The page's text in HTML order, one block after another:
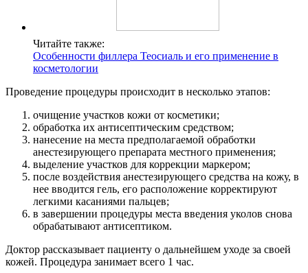
Читайте также:
Особенности филлера Теосиаль и его применение в
косметологии
Проведение процедуры происходит в несколько этапов:
очищение участков кожи от косметики;
обработка их антисептическим средством;
нанесение на места предполагаемой обработки
анестезирующего препарата местного применения;
выделение участков для коррекции маркером;
после воздействия анестезирующего средства на кожу, в
нее вводится гель, его расположение корректируют
легкими касаниями пальцев;
в завершении процедуры места введения уколов снова
обрабатывают антисептиком.
Доктор рассказывает пациенту о дальнейшем уходе за своей
кожей. Процедура занимает всего 1 час.